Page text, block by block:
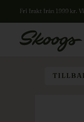
Fri frakt från 1999 kr.